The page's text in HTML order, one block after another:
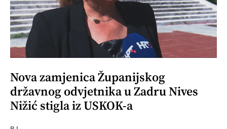
Nova zamjenica Županijskog
državnog odvjetnika u Zadru Nives
Nižić stigla iz USKOK-a